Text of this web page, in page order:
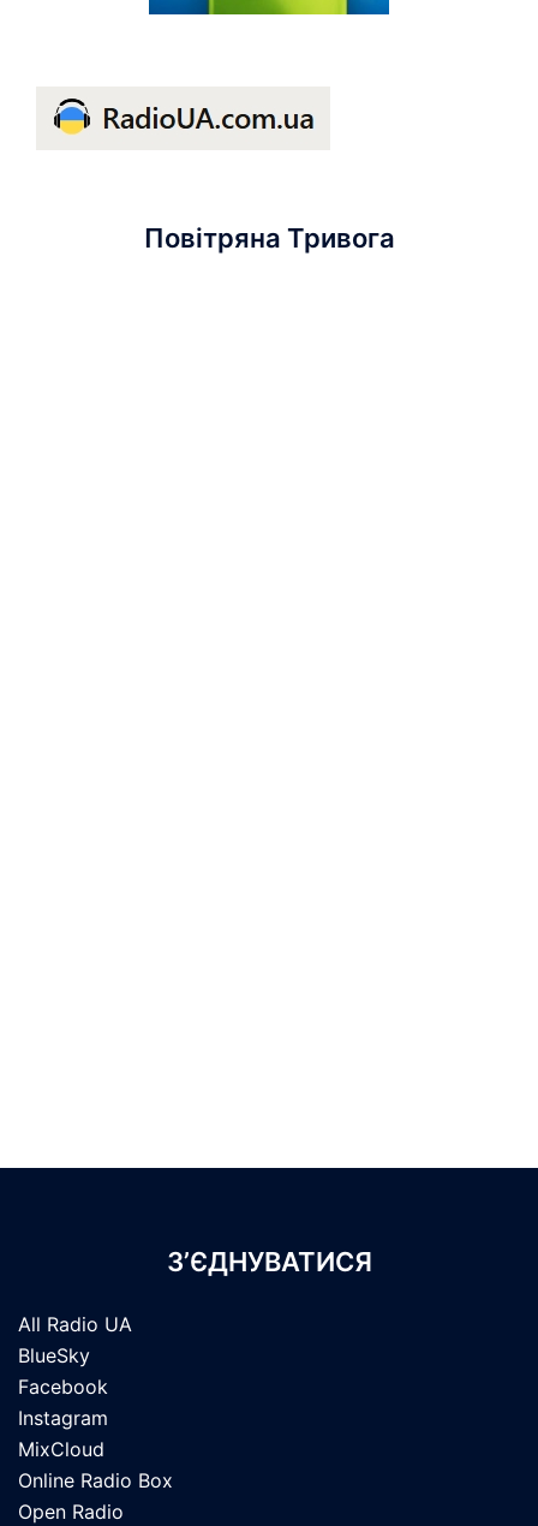
Повітряна Тривога
З’ЄДНУВАТИСЯ
All Radio UA
BlueSky
Facebook
Instagram
MixCloud
Online Radio Box
Open Radio